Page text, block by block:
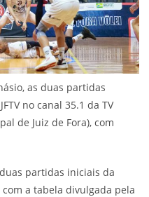
as duas partidas
no canal 35.1 da TV
de Juiz de Fora), com
partidas iniciais da
a tabela divulgada pela